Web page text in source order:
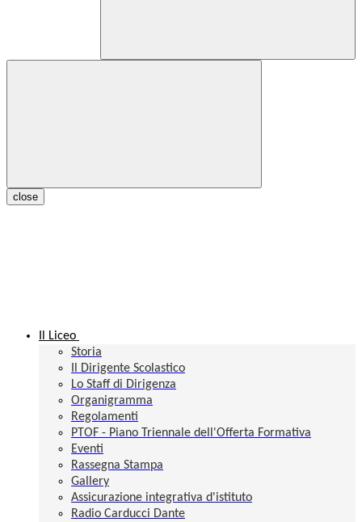
close
Il Liceo
Storia
Il Dirigente Scolastico
Lo Staff di Dirigenza
Organigramma
Regolamenti
PTOF - Piano Triennale dell'Offerta Formativa
Eventi
Rassegna Stampa
Gallery
Assicurazione integrativa d'istituto
Radio Carducci Dante